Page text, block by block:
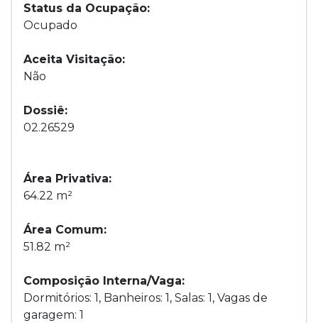
Status da Ocupação:
Ocupado
Aceita Visitação:
Não
Dossiê:
02.26529
Área Privativa:
64.22 m²
Área Comum:
51.82 m²
Composição Interna/Vaga:
Dormitórios: 1, Banheiros: 1, Salas: 1, Vagas de
garagem: 1